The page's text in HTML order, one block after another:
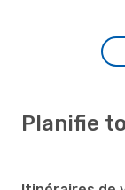
Planifie